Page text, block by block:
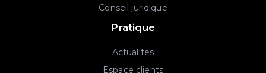
Conseil juridique
Pratique
Actualités
Espace clients